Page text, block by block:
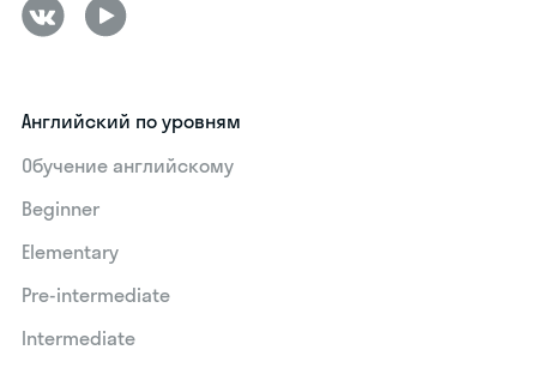
Английский по уровням
Обучение английскому
Beginner
Elementary
Pre-intermediate
Intermediate